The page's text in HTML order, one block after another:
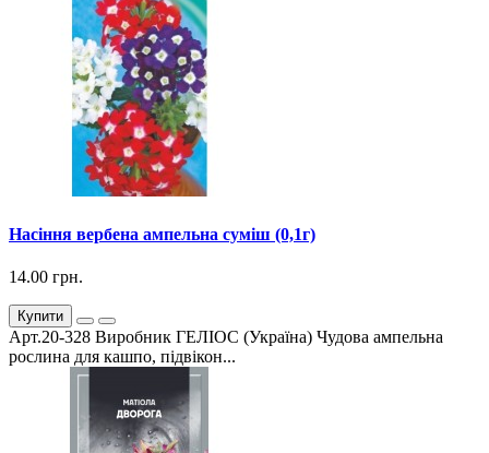
Насіння вербена ампельна суміш (0,1г)
14.00 грн.
Купити
Арт.20-328 Виробник ГЕЛІОС (Україна) Чудова ампельна
рослина для кашпо, підвікон...